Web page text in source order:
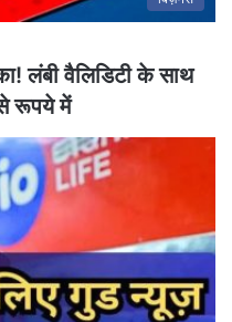
लंबी वैलिडिटी के साथ
रूपये में